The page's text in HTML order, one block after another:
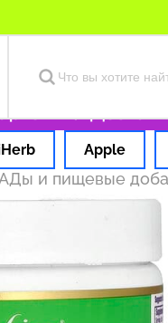
РФ Доставка
Apple
и пищевые